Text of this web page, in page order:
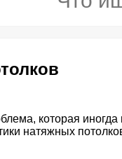
которая
натяжных